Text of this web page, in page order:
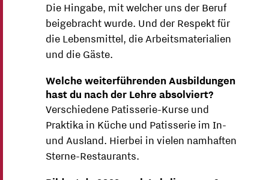
Die Hingabe, mit welcher uns der Beruf
beigebracht wurde. Und der Respekt für
die Lebensmittel, die Arbeitsmaterialien
und die Gäste.
Welche weiterführenden Ausbildungen
hast du nach der Lehre absolviert?
Verschiedene Patisserie-Kurse und
Praktika in Küche und Patisserie im In-
und Ausland. Hierbei in vielen namhaften
Sterne-Restaurants.